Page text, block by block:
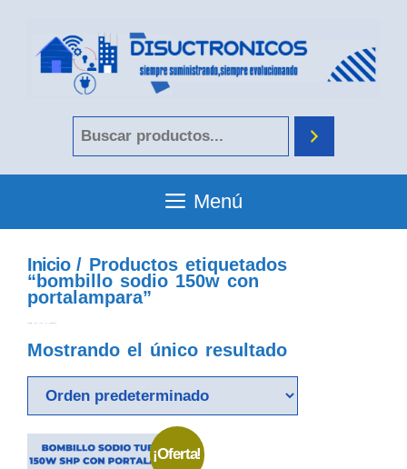
Menú
Inicio/ Productos etiquetados
“bombillo sodio 150w con
portalampara”
Mostrando el único resultado
¡Oferta!